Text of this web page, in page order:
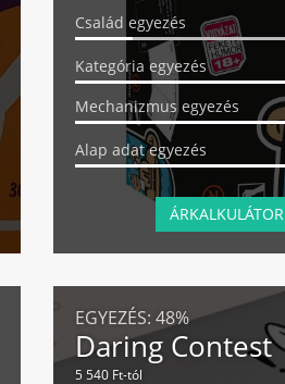
Család egyezés
Kategória egyezés
Mechanizmus egyezés
Alap adat egyezés
ÁRKALKULÁTOR
EGYEZÉS: 48%
Daring Contest
5 540 Ft-tól